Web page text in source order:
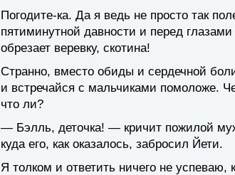
Погодите-ка. Да я ведь не просто так
пятиминутной давности и перед
обрезает веревку, скотина!
Странно, вместо обиды и сердечной
и встречайся с мальчиками помоложе.
что ли?
— Бэлль, деточка! — кричит пожилой
куда его, как оказалось, забросил Йети.
Я толком и ответить ничего не успеваю,